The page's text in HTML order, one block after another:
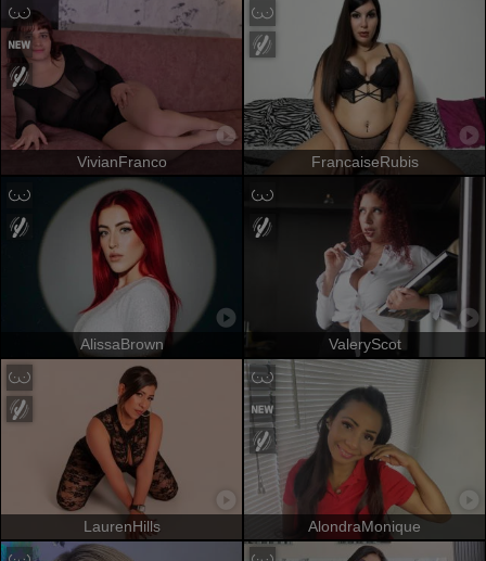
VivianFranco FrancaiseRubis
AlissaBrown ValeryScot
LaurenHills AlondraMonique